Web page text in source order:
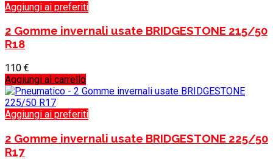
Aggiungi ai preferiti
2 Gomme invernali usate BRIDGESTONE 215/50
R18
110 €
Aggiungi al carrello
Aggiungi ai preferiti
2 Gomme invernali usate BRIDGESTONE 225/50
R17